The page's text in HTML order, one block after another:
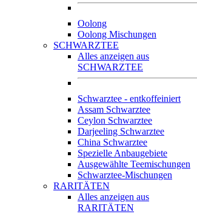
Oolong
Oolong Mischungen
SCHWARZTEE
Alles anzeigen aus
SCHWARZTEE
Schwarztee - entkoffeiniert
Assam Schwarztee
Ceylon Schwarztee
Darjeeling Schwarztee
China Schwarztee
Spezielle Anbaugebiete
Ausgewählte Teemischungen
Schwarztee-Mischungen
RARITÄTEN
Alles anzeigen aus
RARITÄTEN